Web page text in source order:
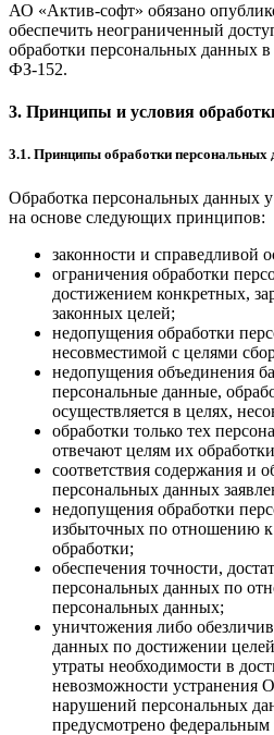
АО «Актив-софт» обязано
обеспечить неограниченный
обработки персональных данных в
ФЗ-152.
3. Принципы и условия
3.1. Принципы обработки персональных
Обработка персональных данных
на основе следующих принципов:
законности и справедливой
ограничения обработки
достижением конкретных,
законных целей;
недопущения обработки
несовместимой с целями
недопущения объединения
персональные данные,
осуществляется в целях,
обработки только тех
отвечают целям их
соответствия содержания и
персональных данных
недопущения обработки
избыточных по отношению
обработки;
обеспечения точности,
персональных данных по
персональных данных;
уничтожения либо
данных по достижении
утраты необходимости в
невозможности устранения
нарушений персональных
предусмотрено федеральным